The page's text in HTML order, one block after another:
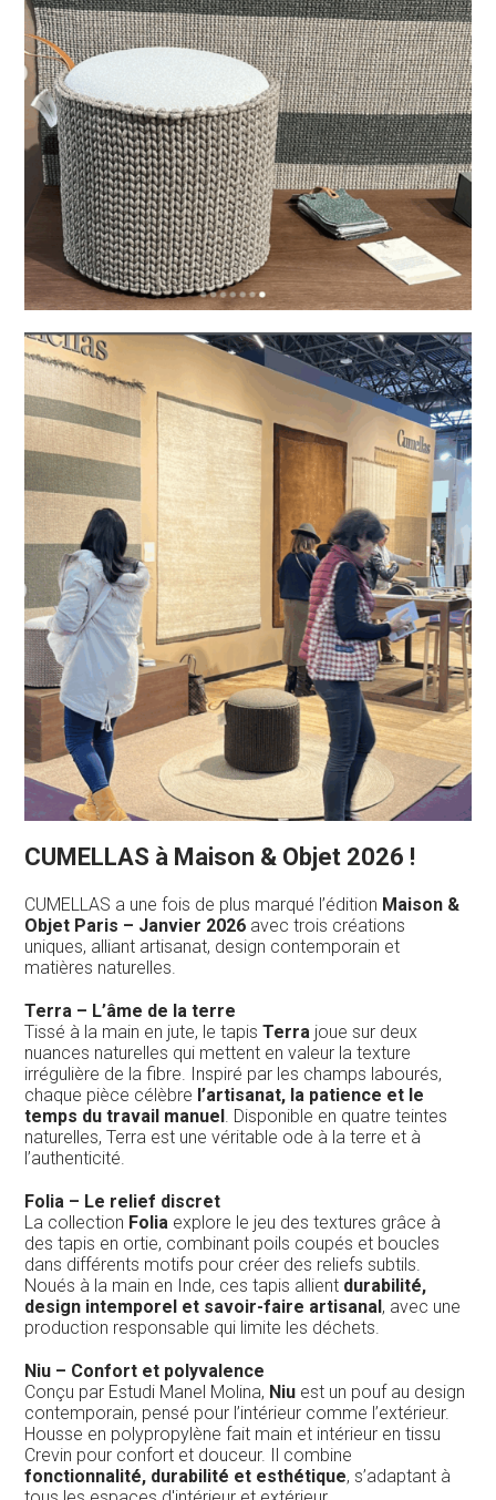
CUMELLAS à Maison & Objet 2026 !
CUMELLAS a une fois de plus marqué l’édition Maison &
Objet Paris – Janvier 2026 avec trois créations
uniques, alliant artisanat, design contemporain et
matières naturelles.
Terra – L’âme de la terre
Tissé à la main en jute, le tapisTerra joue sur deux
nuances naturelles qui mettent en valeur la texture
irrégulière de la fibre. Inspiré par les champs labourés,
chaque pièce célèbre l’artisanat, la patience et le
temps du travail manuel . Disponible en quatre teintes
naturelles, Terra est une véritable ode à la terre et à
l’authenticité.
Folia – Le relief discret
La collection Folia explore le jeu des textures grâce à
des tapis en ortie, combinant poils coupés et boucles
dans différents motifs pour créer des reliefs subtils.
Noués à la main en Inde, ces tapis allient durabilité,
design intemporel et savoir-faire artisanal , avec une
production responsable qui limite les déchets.
Niu – Confort et polyvalence
Conçu par Estudi Manel Molina, Niu est un pouf au design
contemporain, pensé pour l’intérieur comme l’extérieur.
Housse en polypropylène fait main et intérieur en tissu
Crevin pour confort et douceur. Il combine
fonctionnalité, durabilité et esthétique, s’adaptant à